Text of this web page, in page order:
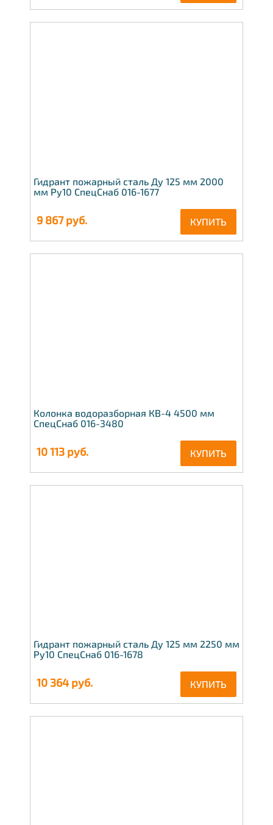
Гидрант пожарный сталь Ду 125 мм 2000
мм Ру10 СпецСнаб 016-1677
9 867руб. КУПИТЬ
Колонка водоразборная КВ-4 4500 мм
СпецСнаб 016-3480
10 113 руб. КУПИТЬ
Гидрант пожарный сталь Ду 125 мм 2250 мм
Ру10 СпецСнаб 016-1678
10 364руб. КУПИТЬ